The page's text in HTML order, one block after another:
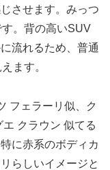
させます。みっつ
。背の高いSUV
流れるため、普通
ます。
フェラーリ似、ク
クラウン 似てる
に赤系のボディカ
らしいイメージと